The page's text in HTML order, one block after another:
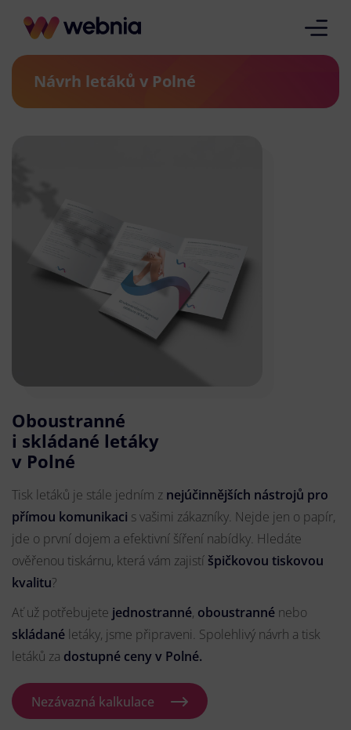
Návrh letáků v Polné
Oboustranné
i skládané letáky
v Polné
Tisk letáků je stále jedním z nejúčinnějších nástrojů pro
přímou komunikaci s vašimi zákazníky. Nejde jen o papír,
jde o první dojem a efektivní šíření nabídky. Hledáte
ověřenou tiskárnu, která vám zajistí špičkovou tiskovou
kvalitu?
Ať už potřebujete jednostranné, oboustranné nebo
skládané letáky, jsme připraveni. Spolehlivý návrh a tisk
letáků za dostupné ceny v Polné.
Nezávazná kalkulace